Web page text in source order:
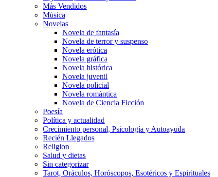
Más Vendidos
Música
Novelas
Novela de fantasía
Novela de terror y suspenso
Novela erótica
Novela gráfica
Novela histórica
Novela juvenil
Novela policial
Novela romántica
Novela de Ciencia Ficción
Poesía
Política y actualidad
Crecimiento personal, Psicología y Autoayuda
Recién Llegados
Religion
Salud y dietas
Sin categorizar
Tarot, Oráculos, Horóscopos, Esotéricos y Espirituales